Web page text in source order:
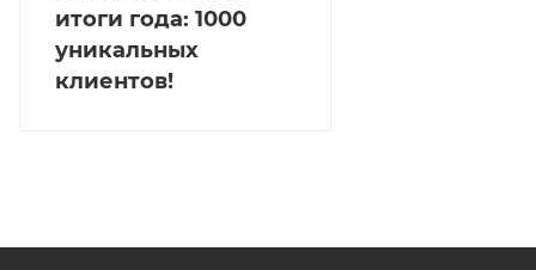
итоги года: 1000
уникальных
клиентов!